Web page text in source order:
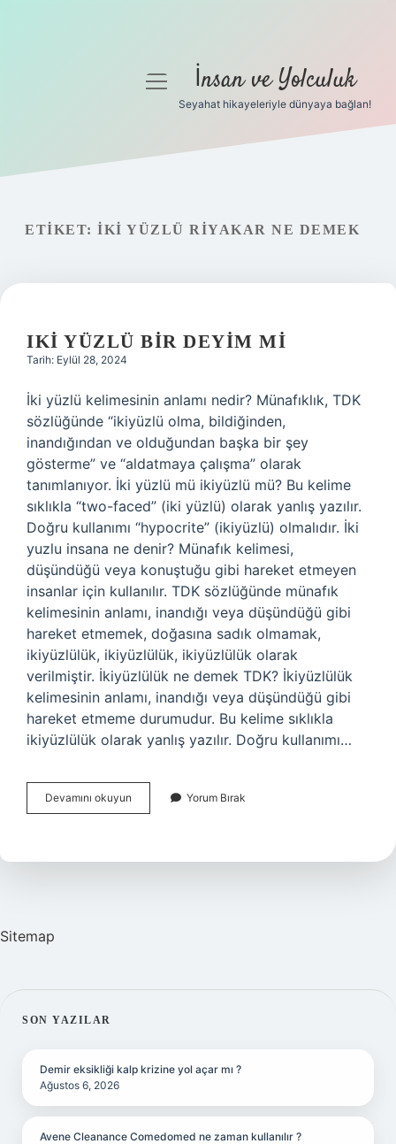
Gizlilik Politikası
menüyü İnsan ve Yolculuk
Seyahat hikayeleriyle dünyaya bağlan!
ETIKET: İKI YÜZLÜ RIYAKAR NE DEMEK
IKI YÜZLÜ BIR DEYIM MI
Tarih: Eylül 28, 2024
İki yüzlü kelimesinin anlamı nedir? Münafıklık, TDK
sözlüğünde “ikiyüzlü olma, bildiğinden,
inandığından ve olduğundan başka bir şey
gösterme” ve “aldatmaya çalışma” olarak
tanımlanıyor. İki yüzlü mü ikiyüzlü mü? Bu kelime
sıklıkla “two-faced” (iki yüzlü) olarak yanlış yazılır.
Doğru kullanımı “hypocrite” (ikiyüzlü) olmalıdır. İki
yuzlu insana ne denir? Münafık kelimesi,
düşündüğü veya konuştuğu gibi hareket etmeyen
insanlar için kullanılır. TDK sözlüğünde münafık
kelimesinin anlamı, inandığı veya düşündüğü gibi
hareket etmemek, doğasına sadık olmamak,
ikiyüzlülük, ikiyüzlülük, ikiyüzlülük olarak
verilmiştir. İkiyüzlülük ne demek TDK? İkiyüzlülük
kelimesinin anlamı, inandığı veya düşündüğü gibi
hareket etmeme durumudur. Bu kelime sıklıkla
ikiyüzlülük olarak yanlış yazılır. Doğru kullanımı…
Devamını okuyun
Yüzlü
Mi
Yorum Bırak
Sitemap
SIDEBAR
SON YAZILAR
Demir eksikliği kalp krizine yol açar mı ?
Ağustos 6, 2026
Avene Cleanance Comedomed ne zaman kullanılır ?